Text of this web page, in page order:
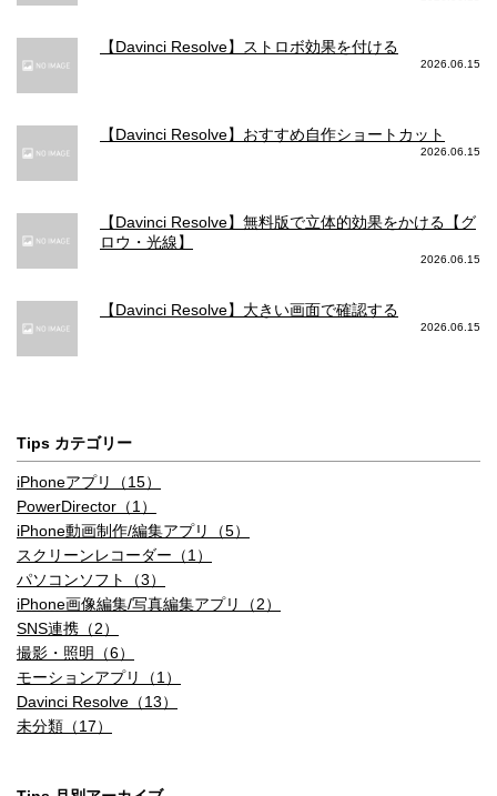
【Davinci Resolve】ストロボ効果を付ける
2026.06.15
【Davinci Resolve】おすすめ自作ショートカット
2026.06.15
【Davinci Resolve】無料版で立体的効果をかける【グ
ロウ・光線】
2026.06.15
【Davinci Resolve】大きい画面で確認する
2026.06.15
Tips カテゴリー
iPhoneアプリ（15）
PowerDirector（1）
iPhone動画制作/編集アプリ（5）
スクリーンレコーダー（1）
パソコンソフト（3）
iPhone画像編集/写真編集アプリ（2）
SNS連携（2）
撮影・照明（6）
モーションアプリ（1）
Davinci Resolve（13）
未分類（17）